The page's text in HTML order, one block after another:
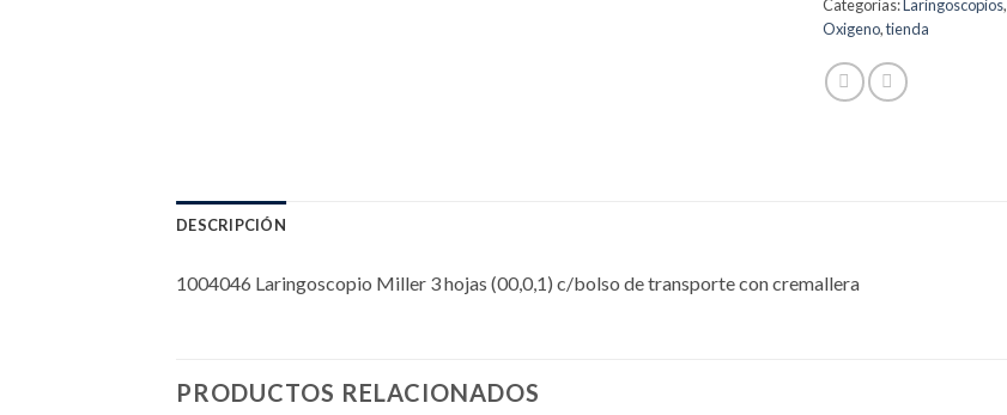
Categorías:Laringoscopios,
Oxigeno,tienda
DESCRIPCIÓN
1004046 Laringoscopio Miller 3 hojas (00,0,1) c/bolso de transporte con cremallera
PRODUCTOS RELACIONADOS